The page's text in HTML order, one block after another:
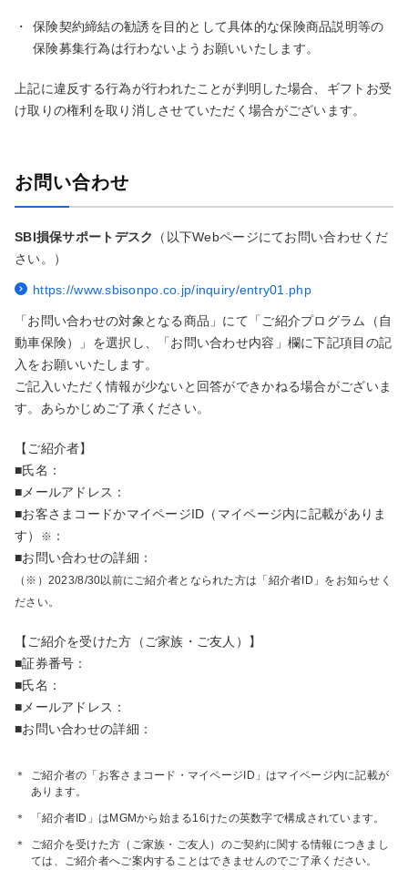
・
保険契約締結の勧誘を目的として具体的な保険商品説明等の
保険募集行為は行わないようお願いいたします。
上記に違反する行為が行われたことが判明した場合、ギフトお受
け取りの権利を取り消しさせていただく場合がございます。
お問い合わせ
SBI損保サポートデスク
（以下Webページにてお問い合わせくだ
さい。）
https://www.sbisonpo.co.jp/inquiry/entry01.php
「お問い合わせの対象となる商品」にて「ご紹介プログラム（自
動車保険）」を選択し、「お問い合わせ内容」欄に下記項目の記
入をお願いいたします。
ご記入いただく情報が少ないと回答ができかねる場合がございま
す。あらかじめご了承ください。
【ご紹介者】
■氏名：
■メールアドレス：
■お客さまコードかマイページID（マイページ内に記載がありま
す）
※ ：
■お問い合わせの詳細：
（※）2023/8/30以前にご紹介者となられた方は「紹介者ID」をお知らせく
ださい。
【ご紹介を受けた方（ご家族・ご友人）】
■証券番号：
■氏名：
■メールアドレス：
■お問い合わせの詳細：
＊
ご紹介者の「お客さまコード・マイページID」はマイページ内に記載が
あります。
＊ 「紹介者ID」はMGMから始まる16けたの英数字で構成されています。
＊
ご紹介を受けた方（ご家族・ご友人）のご契約に関する情報につきまし
ては、ご紹介者へご案内することはできませんのでご了承ください。